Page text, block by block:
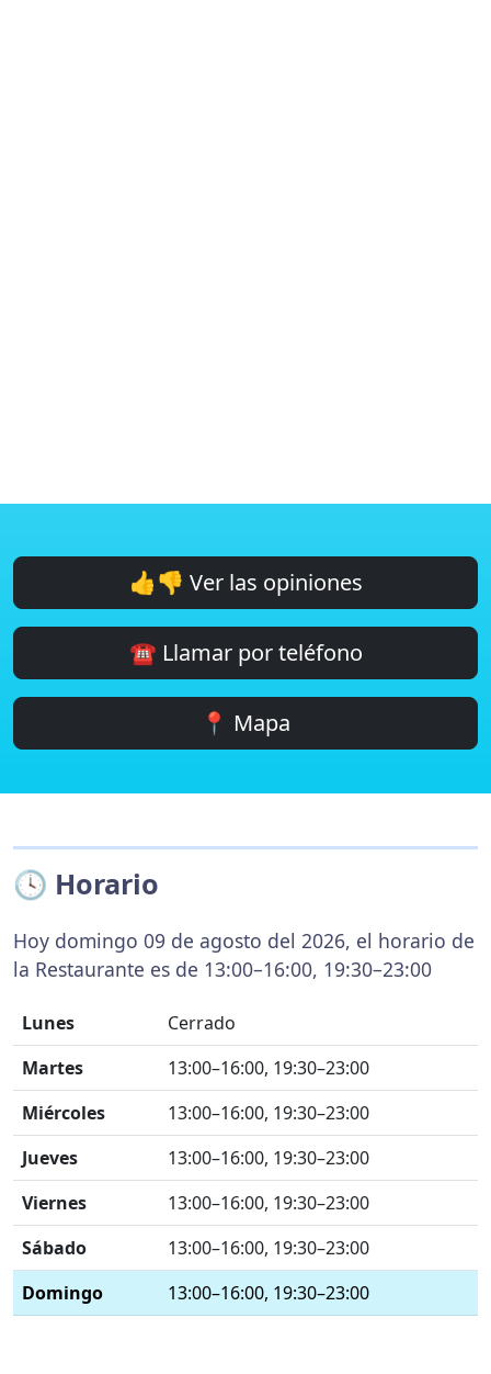
👍👎 Ver las opiniones
☎️ Llamar por teléfono
📍 Mapa
🕓 Horario
Hoy domingo 09 de agosto del 2026, el horario de
la Restaurante es de 13:00–16:00, 19:30–23:00
Lunes
Cerrado
Martes
13:00–16:00, 19:30–23:00
Miércoles
13:00–16:00, 19:30–23:00
Jueves
13:00–16:00, 19:30–23:00
Viernes
13:00–16:00, 19:30–23:00
Sábado
13:00–16:00, 19:30–23:00
Domingo
13:00–16:00, 19:30–23:00